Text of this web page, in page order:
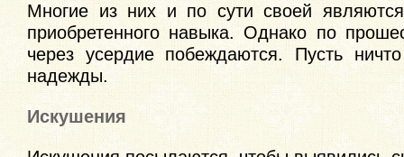
Многие из них и по сути своей
приобретенного навыка. Однако по
через усердие побеждаются. Пусть
надежды.
Искушения